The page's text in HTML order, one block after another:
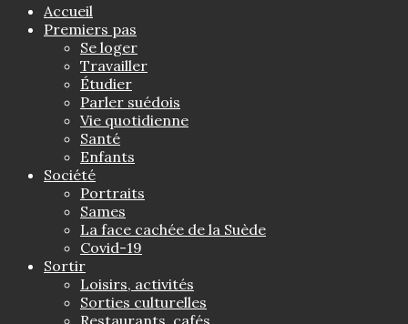
Accueil
Premiers pas
Se loger
Travailler
Étudier
Parler suédois
Vie quotidienne
Santé
Enfants
Société
Portraits
Sames
La face cachée de la Suède
Covid-19
Sortir
Loisirs, activités
Sorties culturelles
Restaurants, cafés